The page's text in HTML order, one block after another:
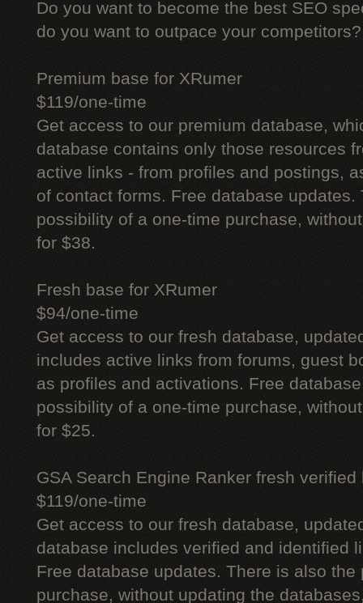
Do you want to become the best SEO
do you want to outpace your competitors?
Premium base for XRumer
$119/one-time
Get access to our premium database,
database contains only those resources
active links - from profiles and postings,
of contact forms. Free database updates.
possibility of a one-time purchase,
for $38.
Fresh base for XRumer
$94/one-time
Get access to our fresh database,
includes active links from forums, guest
as profiles and activations. Free
possibility of a one-time purchase,
for $25.
GSA Search Engine Ranker fresh verified
$119/one-time
Get access to our fresh database,
database includes verified and identified
Free database updates. There is also
purchase, without updating the